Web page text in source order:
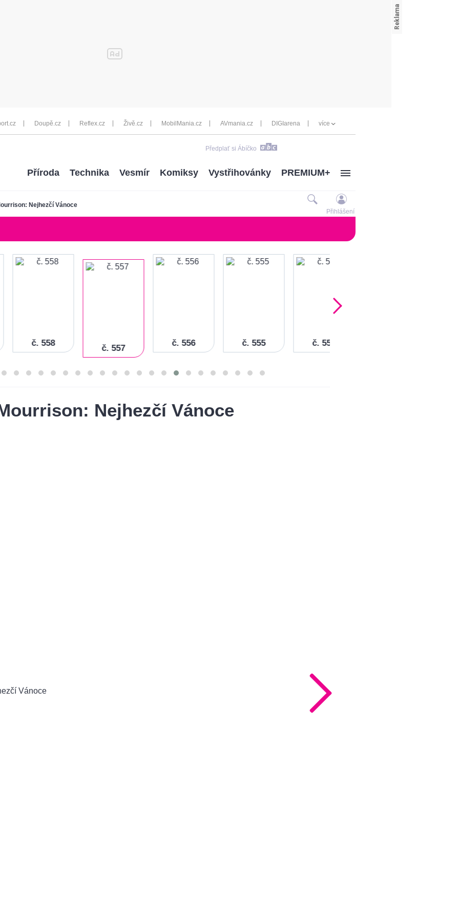
Doupě.cz Reflex.cz Živě.cz MobilMania.cz AVmania.cz DIGIarena více
Předplať si Ábíčko
Nejhezčí Vánoce
Příroda Technika Vesmír Komiksy Vystřihovánky PREMIUM+
Přihlášení
č. 558
č. 557
č. 556 č. 555 č. 554
Nejhezčí Vánoce